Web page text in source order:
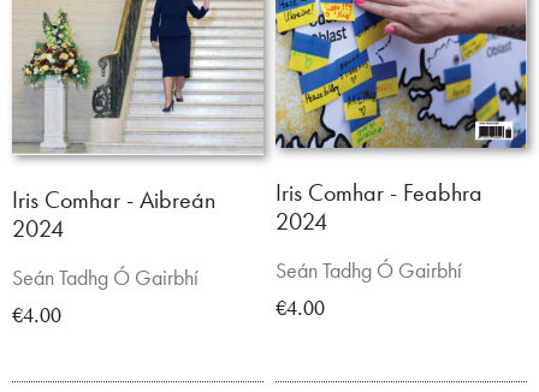
Iris Comhar - Aibreán
2024
Seán Tadhg Ó Gairbhí
€4.00
Iris Comhar - Feabhra
2024
Seán Tadhg Ó Gairbhí
€4.00